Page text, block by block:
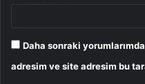
Daha sonraki
adresim ve site adresim bu